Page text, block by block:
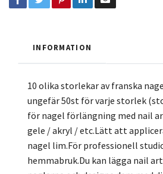
INFORMATION
10 olika storlekar av franska
ungefär 50st för varje storlek
för nagel förlängning med nail
gele / akryl / etc.Lätt att
nagel lim.För professionell
hemmabruk.Du kan lägga nail